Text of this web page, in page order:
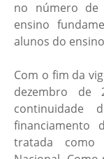
no número de
ensino
alunos do
Com o fim da
dezembro de
continuidade
financiamento
tratada como